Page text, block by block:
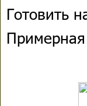
Готовить